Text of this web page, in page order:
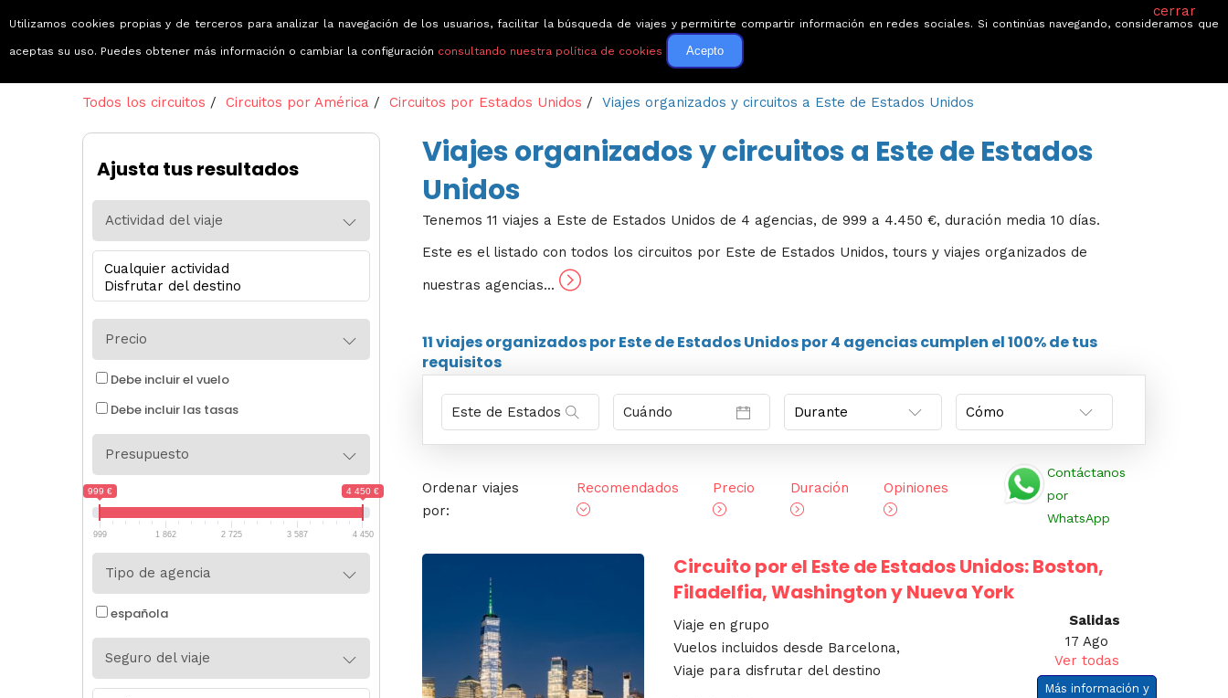
Viajes que emocionan
Circuitos Guías de viaje Ofertas Blog Quiénes somos
Todos los circuitos / Circuitos por América / Circuitos por Estados Unidos / Viajes organizados y circuitos a Este de Estados Unidos
Viajes organizados y circuitos a Este de Estados
Unidos
Tenemos 11 viajes a Este de Estados Unidos de 4 agencias, de 999 a 4.450 €, duración media 10 días.
Este es el listado con todos los circuitos por Este de Estados Unidos, tours y viajes organizados de
nuestras agencias...
11 viajesorganizados por Este de Estados Unidos por4 agenciascumplen el 100% de tus
requisitos
Ordenar viajes
por:
Recomendados Precio Duración Opiniones
Contáctanos
por
WhatsApp
Circuito por el Este de Estados Unidos: Boston,
Filadelfia, Washington y Nueva York
Viaje en grupo
Vuelos incluidos desde Barcelona,
Viaje para disfrutar del destino
Salidas
17 Ago
Ver todas
Más información y
Ajusta tus resultados
Actividad del viaje
Precio
Debe incluir el vuelo
Debe incluir las tasas
Presupuesto
999 € 4 450 €
999 1 862 2 725 3 587 4 450
Tipo de agencia
española
Seguro del viaje
cerrar
Utilizamos cookies propias y de terceros para analizar la navegación de los usuarios, facilitar la búsqueda de viajes y permitirte compartir información en redes sociales. Si continúas navegando, consideramos que
aceptas su uso. Puedes obtener más información o cambiar la configuración consultando nuestra política de cookies Acepto